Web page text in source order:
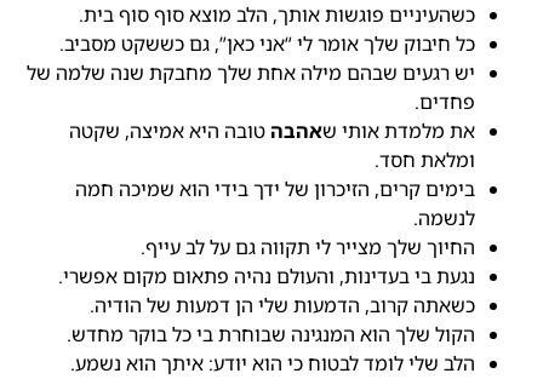
כשהעיניים פוגשות אותך, הלב מוצא סוף סוף בית.
כל חיבוק שלך אומר לי “אני כאן”, גם כששקט מסביב.
יש רגעים שבהם מילה אחת שלך מחבקת שנה שלמה של
פחדים.
את מלמדת אותי שאהבה טובה היא אמיצה, שקטה
ומלאת חסד.
בימים קרים, הזיכרון של ידך בידי הוא שמיכה חמה
לנשמה.
החיוך שלך מצייר לי תקווה גם על לב עייף.
נגעת בי בעדינות, והעולם נהיה פתאום מקום אפשרי.
כשאתה קרוב, הדמעות שלי הן דמעות של הודיה.
הקול שלך הוא המנגינה שבוחרת בי כל בוקר מחדש.
הלב שלי לומד לבטוח כי הוא יודע: איתך הוא נשמע.